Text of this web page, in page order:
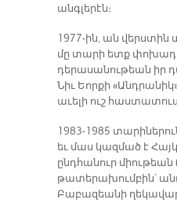
անգլերէն։
1977-ին, ան
մը տարի ետք
դերասանութեան իր
Նիւ Եորքի
աւելի ուշ
1983-1985
եւ մաս կազմած է
ընդհանուր
թատերախումբին՝
Բաբազեանի